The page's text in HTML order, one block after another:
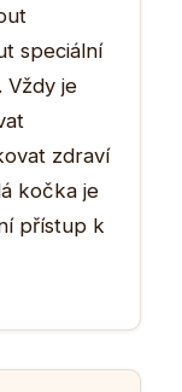
speciální
Vždy je
zdraví
kočka je
přístup k